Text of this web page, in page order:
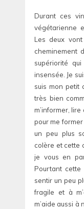
Durant ces
végétarienne
Les deux
cheminement
supériorité
insensée. Je
suis mon petit
très bien
m’informer,
pour me
un peu plus
colère et cette
je vous en
Pourtant cette
sentir un peu
fragile et à
m’aide aussi à